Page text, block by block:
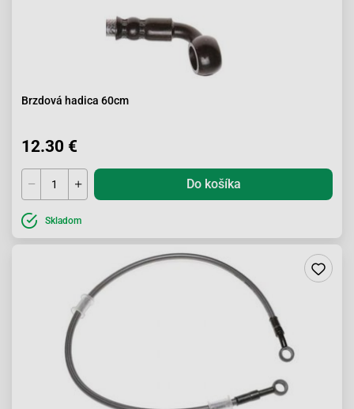
Brzdová hadica 60cm
12.30 €
Do košíka
Skladom